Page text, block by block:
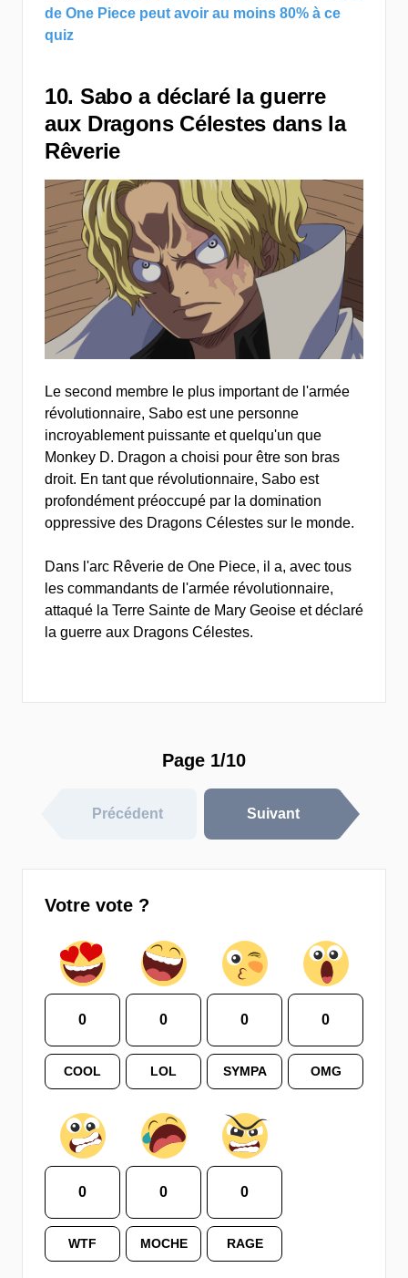
de One Piece peut avoir au moins 80% à ce
quiz
10. Sabo a déclaré la guerre
aux Dragons Célestes dans la
Rêverie
Le second membre le plus important de l'armée
révolutionnaire, Sabo est une personne
incroyablement puissante et quelqu'un que
Monkey D. Dragon a choisi pour être son bras
droit. En tant que révolutionnaire, Sabo est
profondément préoccupé par la domination
oppressive des Dragons Célestes sur le monde.
Dans l'arc Rêverie de One Piece, il a, avec tous
les commandants de l'armée révolutionnaire,
attaqué la Terre Sainte de Mary Geoise et déclaré
la guerre aux Dragons Célestes.
Page 1/10
Précédent Suivant
Votre vote ?
0
COOL
0
LOL
0
SYMPA
0
OMG
0
WTF
0
MOCHE
0
RAGE